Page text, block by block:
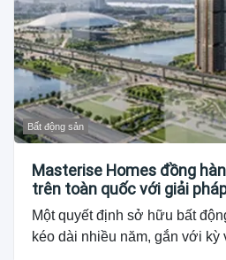
Bất động sản
Masterise Homes đồng
trên toàn quốc với giải
Một quyết định sở hữu bất
kéo dài nhiều năm, gắn với kỳ